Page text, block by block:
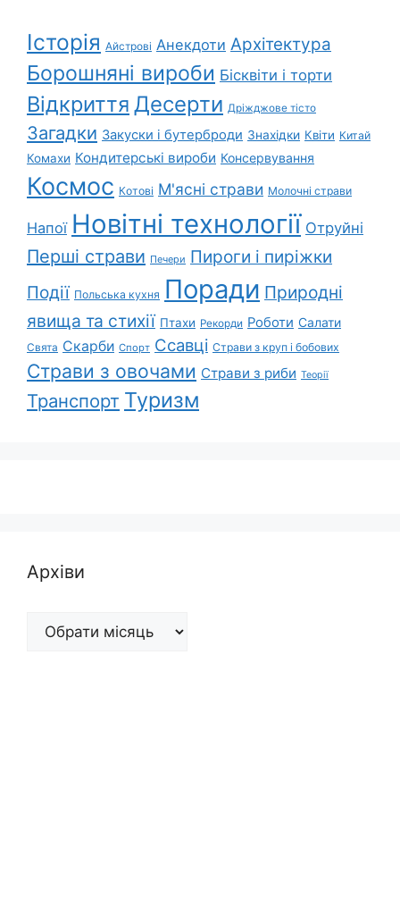
Історія Айстрові Анекдоти Архітектура
Борошняні вироби Бісквіти і торти
Відкриття Десерти Дріжджове тісто
Загадки Закуски і бутерброди Знахідки Квіти Китай
Комахи Кондитерські вироби Консервування
Космос Котові М'ясні страви Молочні страви
Напої Новітні технології Отруйні
Перші страви Печери Пироги і пиріжки
Події Польська кухня Поради Природні
явища та стихії Птахи Рекорди Роботи Салати
Свята Скарби Спорт Ссавці Страви з круп і бобових
Страви з овочами Страви з риби Теорії
Транспорт Туризм
Архіви
Архіви